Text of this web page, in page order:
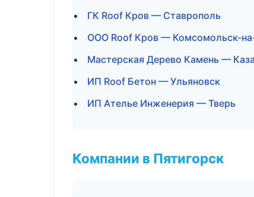
ГК Roof Кров — Ставрополь
ООО Roof Кров — Комсомольск-
Мастерская Дерево Камень —
ИП Roof Бетон — Ульяновск
ИП Ателье Инженерия — Тверь
Компании в Пятигорск